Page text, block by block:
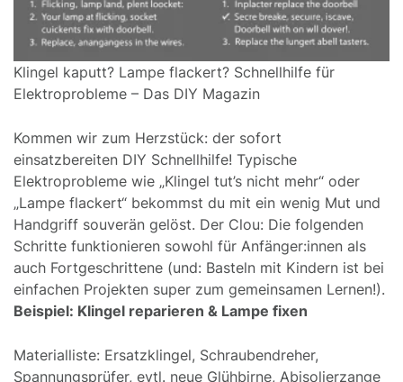
Klingel kaputt? Lampe flackert? Schnellhilfe für
Elektroprobleme – Das DIY Magazin
Kommen wir zum Herzstück: der sofort
einsatzbereiten DIY Schnellhilfe! Typische
Elektroprobleme wie „Klingel tut’s nicht mehr“ oder
„Lampe flackert“ bekommst du mit ein wenig Mut und
Handgriff souverän gelöst. Der Clou: Die folgenden
Schritte funktionieren sowohl für Anfänger:innen als
auch Fortgeschrittene (und: Basteln mit Kindern ist bei
einfachen Projekten super zum gemeinsamen Lernen!).
Beispiel: Klingel reparieren & Lampe fixen
Materialliste: Ersatzklingel, Schraubendreher,
Spannungsprüfer, evtl. neue Glühbirne, Abisolierzange